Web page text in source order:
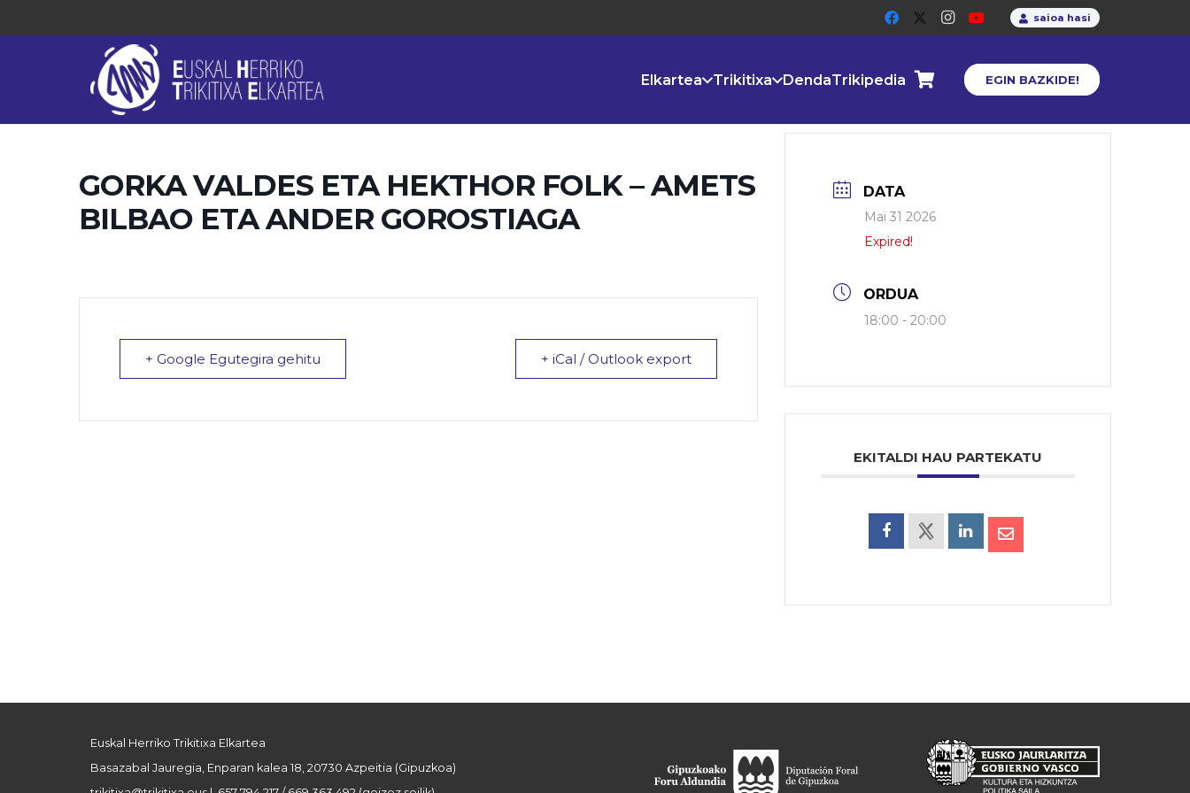
saioa hasi
Elkartea Trikitixa DendaTrikipedia EGIN BAZKIDE!
GORKA VALDES ETA HEKTHOR FOLK – AMETS
BILBAO ETA ANDER GOROSTIAGA
+ Google Egutegira gehitu + iCal / Outlook export
DATA
Mai 31 2026
Expired!
ORDUA
18:00 - 20:00
EKITALDI HAU PARTEKATU
Euskal Herriko Trikitixa Elkartea
Basazabal Jauregia, Enparan kalea 18, 20730 Azpeitia (Gipuzkoa)